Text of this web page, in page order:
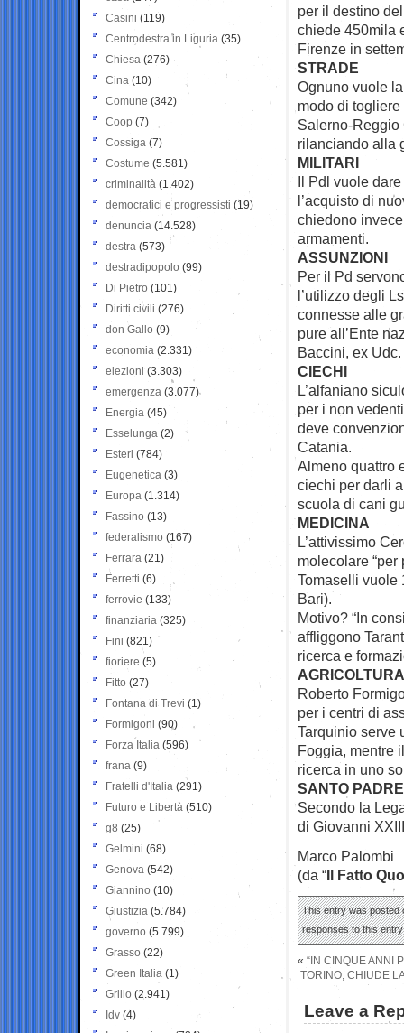
per il destino
chiede 450mila
Firenze in
STRADE
Ognuno vuole
modo di
Salerno-Reggio
rilanciando alla
MILITARI
Il Pdl vuole
l’acquisto di
chiedono
armamenti.
ASSUNZIONI
Per il Pd
l’utilizzo degli
connesse alle
pure all’Ente
Baccini, ex Udc.
CIECHI
L’alfaniano
per i non
deve
Catania.
Almeno quattro
ciechi per darli
scuola di cani
MEDICINA
L’attivissimo
molecolare
Tomaselli vuole
Bari).
Motivo? “In
affliggono
ricerca e
AGRICOLTURA
Roberto
per i centri di
Tarquinio serve
Foggia, mentre
ricerca in uno
SANTO PADRE
Secondo la
di Giovanni
Marco Palombi
(da “Il Fatto
This entry was posted
responses to this
« “IN CINQUE ANNI
TORINO, CHIUDE
Leave a
Casini (119)
Centrodestra in Liguria (35)
Chiesa (276)
Cina (10)
Comune (342)
Coop (7)
Cossiga (7)
Costume (5.581)
criminalità (1.402)
democratici e progressisti (19)
denuncia (14.528)
destra (573)
destradipopolo (99)
Di Pietro (101)
Diritti civili (276)
don Gallo (9)
economia (2.331)
elezioni (3.303)
emergenza (3.077)
Energia (45)
Esselunga (2)
Esteri (784)
Eugenetica (3)
Europa (1.314)
Fassino (13)
federalismo (167)
Ferrara (21)
Ferretti (6)
ferrovie (133)
finanziaria (325)
Fini (821)
fioriere (5)
Fitto (27)
Fontana di Trevi (1)
Formigoni (90)
Forza Italia (596)
frana (9)
Fratelli d'Italia (291)
Futuro e Libertà (510)
g8 (25)
Gelmini (68)
Genova (542)
Giannino (10)
Giustizia (5.784)
governo (5.799)
Grasso (22)
Green Italia (1)
Grillo (2.941)
Idv (4)